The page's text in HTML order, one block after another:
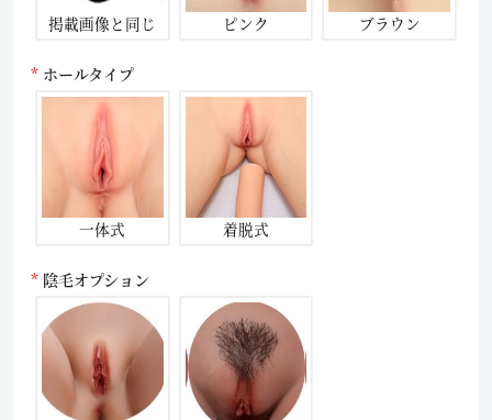
掲載画像と同じ ピンク ブラウン
ホールタイプ
一体式 着脱式
陰毛オプション